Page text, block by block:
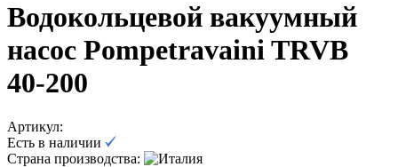
Водокольцевой вакуумный
насос Pompetravaini TRVB
40-200
Артикул:
Есть в наличии
Страна производства: